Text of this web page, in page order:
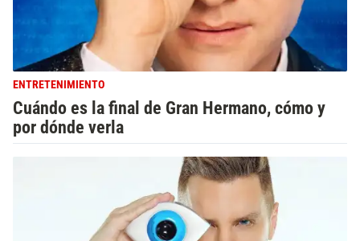
ENTRETENIMIENTO
Cuándo es la final de Gran Hermano, cómo y
por dónde verla